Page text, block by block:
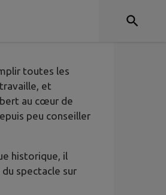
toutes les
et
au cœur de
peu conseiller
historique, il
spectacle sur